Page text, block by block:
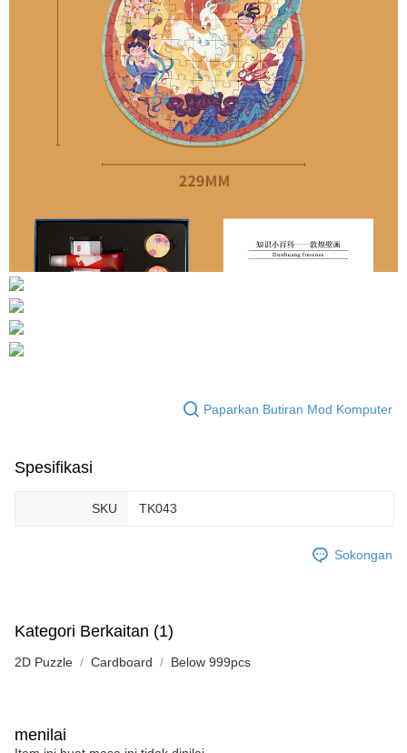
Paparkan Butiran Mod Komputer
Spesifikasi
SKU TK043
Sokongan
Kategori Berkaitan (1)
2D Puzzle Cardboard Below 999pcs
menilai